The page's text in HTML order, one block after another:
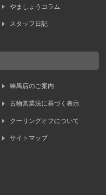
やましょうコラム
スタッフ日記
練馬店のご案内
古物営業法に基づく表示
クーリングオフについて
サイトマップ